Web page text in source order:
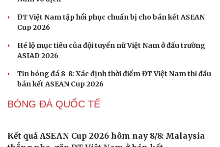
Chi Minh City Open 2026
Lý Hoàng Nam, Trương Vinh Hiển tạo chung kết trong
Nhập môn Pickleball: Hướng dẫn kỹ thuật Speed up
Cách bắt đường Speed up khi bóng đi dọc dây trong
Hôm nay, khởi tranh giải pickleball danh giá tại Việt
BÓNG ĐÁ VIỆT NAM